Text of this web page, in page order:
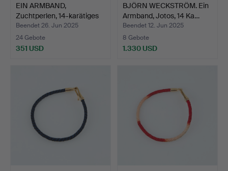
EIN ARMBAND,
Zuchtperlen, 14-karätiges
Gol…
Beendet 26. Jun 2025
24 Gebote
351 USD
BJÖRN WECKSTRÖM. Ein
Armband, Jotos, 14 Ka…
Beendet 12. Jun 2025
8 Gebote
1.330 USD